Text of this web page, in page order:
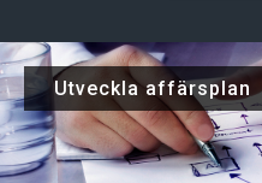
Utveckla affärsplan